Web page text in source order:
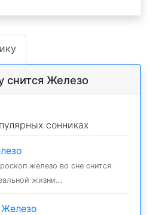
снится Железо
сонниках
железо во сне снится
жизни...